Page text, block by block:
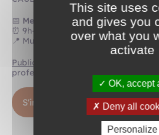
📅 Mercredi 17 juin 2026
⏰ 9h-12h
📍 Musée des Beaux Arts –
Public
: artisans, architectes,
professionnels du bâtiment
S'inscrire
This site uses
and gives you
over what you
activate
OK, accept
Deny all
Personalize